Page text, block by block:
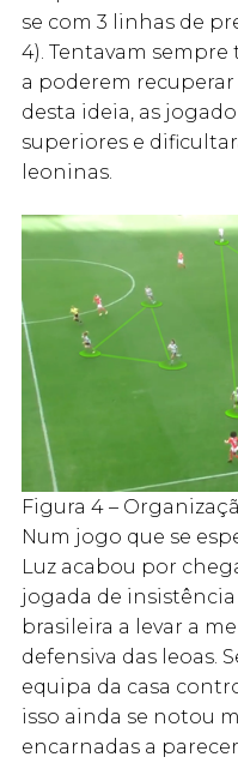
se com 3 linhas de
4). Tentavam
a poderem
desta ideia, as
superiores e
leoninas.
Figura 4 –
Num jogo que se
Luz acabou por
jogada de
brasileira a levar a
defensiva das leoas.
equipa da casa
isso ainda se notou
encarnadas a